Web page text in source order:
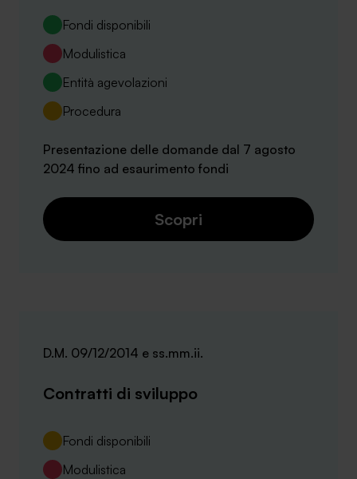
Fondi disponibili
Modulistica
Entità agevolazioni
Procedura
Presentazione delle domande dal 7 agosto
2024 fino ad esaurimento fondi
Scopri
D.M. 09/12/2014 e ss.mm.ii.
Contratti di sviluppo
Fondi disponibili
Modulistica